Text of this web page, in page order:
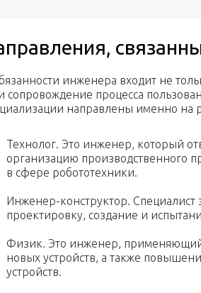
инженера входит не
сопровождение процесса
направлены именно на
Технолог. Это инженер, который
организацию производственного
в сфере робототехники.
Инженер-конструктор. Специалист
проектировку, создание и
Физик. Это инженер, применяющий
новых устройств, а также
устройств.